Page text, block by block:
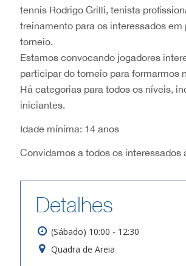
tennis Rodrigo Grilli, tenista
treinamento para os interessados em
torneio.
Estamos convocando jogadores
participar do torneio para formarmos
Há categorias para todos os níveis,
iniciantes.
Idade mínima: 14 anos
Convidamos a todos os interessados
Detalhes
(Sábado) 10:00 - 12:30
Quadra de Areia